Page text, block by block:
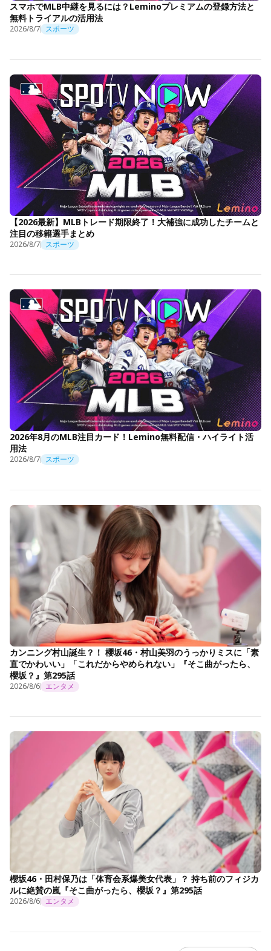
スマホでMLB中継を見るには？Leminoプレミアムの登録方法と
無料トライアルの活用法
2026/8/7 スポーツ
【2026最新】MLBトレード期限終了！大補強に成功したチームと
注目の移籍選手まとめ
2026/8/7 スポーツ
2026年8月のMLB注目カード！Lemino無料配信・ハイライト活
用法
2026/8/7 スポーツ
カンニング村山誕生？！ 櫻坂46・村山美羽のうっかりミスに「素
直でかわいい」「これだからやめられない」『そこ曲がったら、
櫻坂？』第295話
2026/8/6 エンタメ
櫻坂46・田村保乃は「体育会系爆美女代表」？ 持ち前のフィジカ
ルに絶賛の嵐『そこ曲がったら、櫻坂？』第295話
2026/8/6 エンタメ